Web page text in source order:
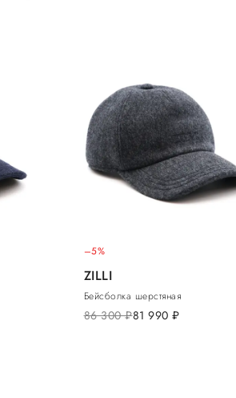
–5%
ZILLI
Бейсболка шерстяная
86 300руб.81 990 руб.